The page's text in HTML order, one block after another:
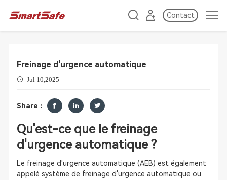
Contact
Freinage d'urgence automatique
Jul 10,2025
Share :
Qu'est-ce que le freinage
d'urgence automatique ?
Le freinage d'urgence automatique (AEB) est également
appelé système de freinage d'urgence automatique ou